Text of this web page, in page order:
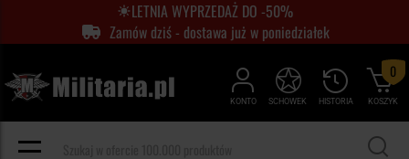
LETNIA WYPRZEDAŻ DO -50%
Zamów dziś - dostawa już w poniedziałek
KONTO HISTORIA
SCHOWEK KOSZYK
0